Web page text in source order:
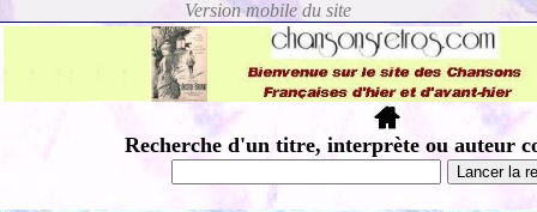
Recherche d'un titre, interprète ou auteur